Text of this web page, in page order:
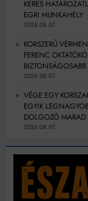
KERES
EGRI MUNKAHELY
2026.08.07.
KORSZERŰ
FERENC
BIZTONSÁGOSABB
2026.08.07.
VÉGE EGY
EGYIK
DOLGOZÓ
2026.08.07.